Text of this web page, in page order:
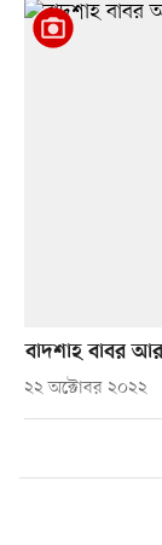
বাদশাহ বাবর আর
২২ অক্টোবর ২০২২